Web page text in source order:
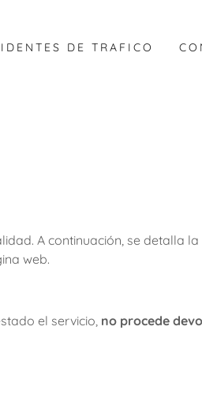
DE TRAFICO
A continuación, se detalla
web.
el servicio, no procede